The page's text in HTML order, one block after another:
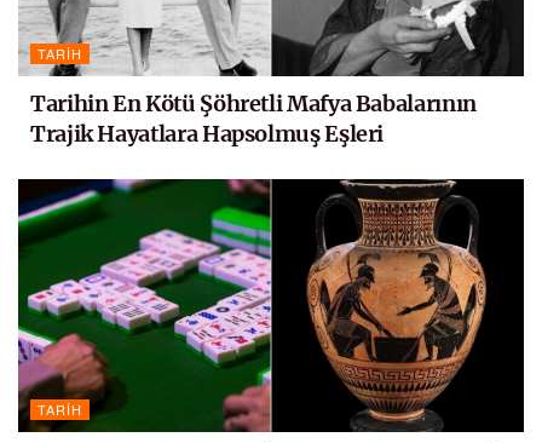
TARIH
Tarihin En Kötü Şöhretli Mafya Babalarının
Trajik Hayatlara Hapsolmuş Eşleri
TARIH